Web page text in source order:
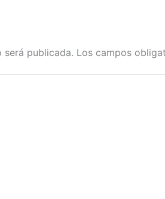
publicada. Los campos